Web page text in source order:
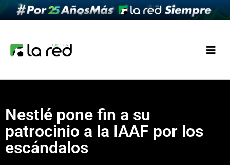
Nestlé pone fin a su
patrocinio a la IAAF por los
escándalos